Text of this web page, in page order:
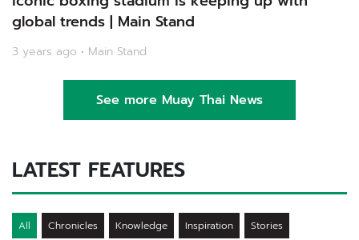
global trends | Main Stand
3 years ago • Main Stand
See more Muay Thai News
LATEST FEATURES
All Chronicles Knowledge Inspiration Stories